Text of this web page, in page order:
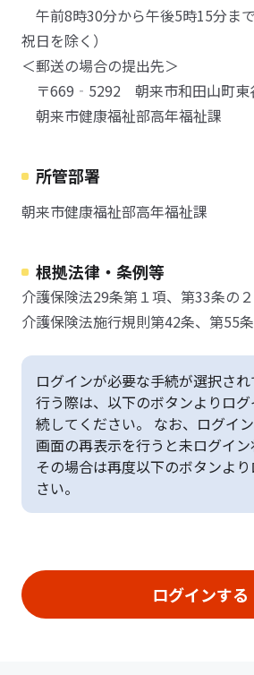
午前8時30分から午後5時15分ま
祝日を除く）
＜郵送の場合の提出先＞
〒669‐5292 朝来市和田山町東
朝来市健康福祉部高年福祉課
所管部署
朝来市健康福祉部高年福祉課
根拠法律・条例等
介護保険法29条第１項、第33条の
介護保険法施行規則第42条、第55
ログインが必要な手続が選択さ
行う際は、以下のボタンよりロ
続してください。 なお、ログイ
画面の再表示を行うと未ログイン
その場合は再度以下のボタンよ
さい。